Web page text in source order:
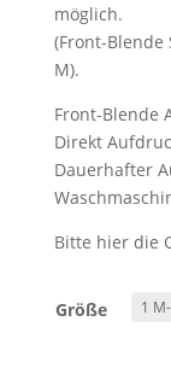
möglich.
(Front-Blende
M).
Front-Blende
Direkt
Dauerhafter
Bitte hier die
Größe